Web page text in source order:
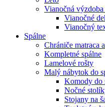
Vianočná
Vianočné
Vianočný
Spálne
Chrániče matraca
Kompletné spálne
Lamelové rošty
Malý nábytok do
Komody do
Nočné
Stojany na